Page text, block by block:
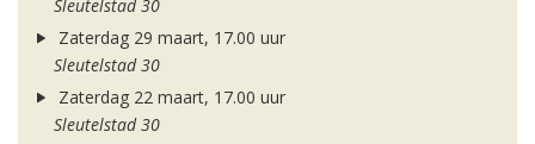
Sleutelstad 30
Zaterdag 29 maart, 17.00 uur
Sleutelstad 30
Zaterdag 22 maart, 17.00 uur
Sleutelstad 30